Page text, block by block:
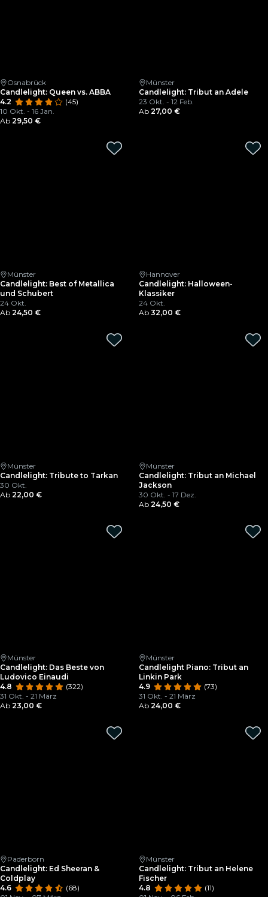
Osnabrück
Candlelight: Queen vs. ABBA
4.2
(45)
10 Okt. - 16 Jan.
Ab 29,50 €
Münster
Candlelight: Tribut an Adele
23 Okt. - 12 Feb.
Ab 27,00 €
Münster
Candlelight: Best of Metallica
und Schubert
24 Okt.
Ab 24,50 €
Hannover
Candlelight: Halloween-
Klassiker
24 Okt.
Ab 32,00 €
Münster
Candlelight: Tribute to Tarkan
30 Okt.
Ab 22,00 €
Münster
Candlelight: Tribut an Michael
Jackson
30 Okt. - 17 Dez.
Ab 24,50 €
Münster
Candlelight: Das Beste von
Ludovico Einaudi
4.8
(322)
31 Okt. - 21 März
Ab 23,00 €
Münster
Candlelight Piano: Tribut an
Linkin Park
4.9
(73)
31 Okt. - 21 März
Ab 24,00 €
Paderborn
Candlelight: Ed Sheeran &
Coldplay
4.6
(68)
Münster
Candlelight: Tribut an Helene
Fischer
4.8
(11)